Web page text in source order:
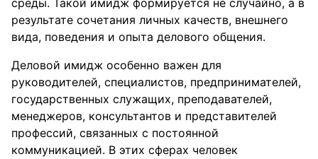
среды. Такой имидж формируется не случайно, а в
результате сочетания личных качеств, внешнего
вида, поведения и опыта делового общения.
Деловой имидж особенно важен для
руководителей, специалистов, предпринимателей,
государственных служащих, преподавателей,
менеджеров, консультантов и представителей
профессий, связанных с постоянной
коммуникацией. В этих сферах человек